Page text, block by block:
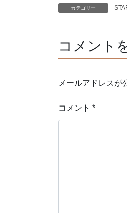
カテゴリー
コメント
メールアドレスが
コメント *